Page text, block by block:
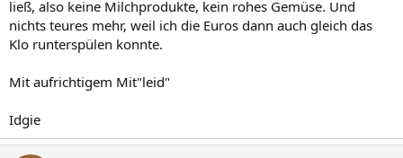
ließ, also keine Milchprodukte, kein rohes Gemüse. Und
nichts teures mehr, weil ich die Euros dann auch gleich das
Klo runterspülen konnte.
Mit aufrichtigem Mit"leid"
Idgie